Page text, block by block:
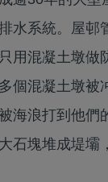
水系統。屋邨
用混凝土墩做
個混凝土墩被
海浪打到他們
石塊堆成堤壩